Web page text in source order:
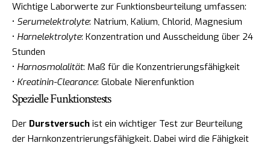
Wichtige Laborwerte zur Funktionsbeurteilung umfassen:
• Serumelektrolyte: Natrium, Kalium, Chlorid, Magnesium
• Harnelektrolyte: Konzentration und Ausscheidung über 24
Stunden
• Harnosmolalität: Maß für die Konzentrierungsfähigkeit
• Kreatinin-Clearance: Globale Nierenfunktion
Spezielle Funktionstests
Der Durstversuch ist ein wichtiger Test zur Beurteilung
der Harnkonzentrierungsfähigkeit. Dabei wird die Fähigkeit